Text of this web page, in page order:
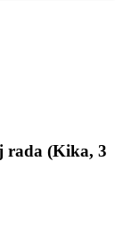
rada (Kika, 3